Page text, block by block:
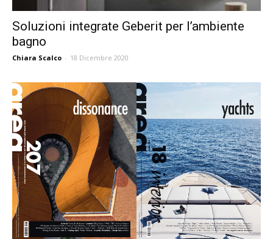
Soluzioni integrate Geberit per l’ambiente
bagno
Chiara Scalco - 18 Dicembre 2020